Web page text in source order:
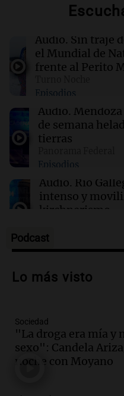
Clima
viernes 7 de agosto
00:32 Mundo
para los Juegos
00:27 Clima
Clima en
Audio. Sin traje
el Mundial de
frente al Perito
Episodios
Audio.
de semana
tierras
Episodios
Audio. Río
intenso y
kirchnerismo
Episodios
Audio.Debate en
la soberanía
Audio.
Mendoza
de semana
marchan contra
Panorama Federal
Podcast
Lo más visto
Sociedad
"La droga era mía y
sexo": Candela
noche con Moyano